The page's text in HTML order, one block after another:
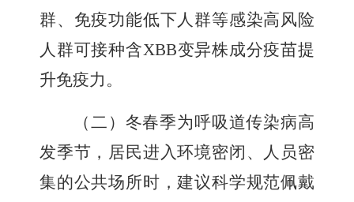
群、免疫功能低下人群等感染高风险
人群可接种含XBB变异株成分疫苗提
升免疫力。
（二）冬春季为呼吸道传染病高
发季节，居民进入环境密闭、人员密
集的公共场所时，建议科学规范佩戴